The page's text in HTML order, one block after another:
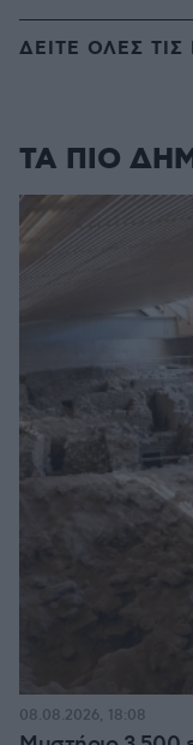
ΔΕΙΤΕ ΟΛΕΣ ΤΙΣ
ΤΑ ΠΙΟ
08.08.2026, 18:08